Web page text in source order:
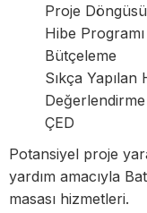
Proje
Hibe
Bütçeleme
Sıkça Yapılan
Değerlendirme
ÇED
Potansiyel proje
yardım amacıyla
masası hizmetleri.